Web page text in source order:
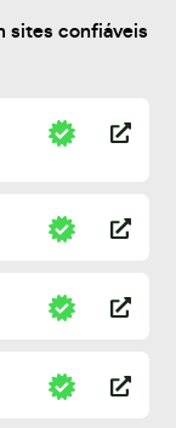
sites confiáveis